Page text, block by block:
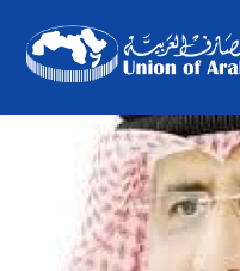
content